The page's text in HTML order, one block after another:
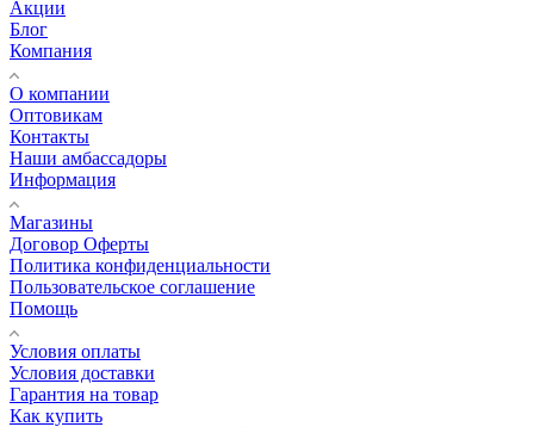
Акции
Блог
Компания
О компании
Оптовикам
Контакты
Наши амбассадоры
Информация
Магазины
Договор Оферты
Политика конфиденциальности
Пользовательское соглашение
Помощь
Условия оплаты
Условия доставки
Гарантия на товар
Как купить